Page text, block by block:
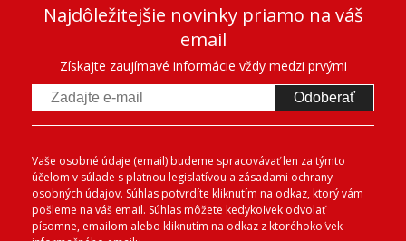
Najdôležitejšie novinky priamo na váš
email
Získajte zaujímavé informácie vždy medzi prvými
Odoberať
Vaše osobné údaje (email) budeme spracovávať len za týmto
účelom v súlade s platnou legislatívou a zásadami ochrany
osobných údajov. Súhlas potvrdíte kliknutím na odkaz, ktorý vám
pošleme na váš email. Súhlas môžete kedykoľvek odvolať
písomne, emailom alebo kliknutím na odkaz z ktoréhokoľvek